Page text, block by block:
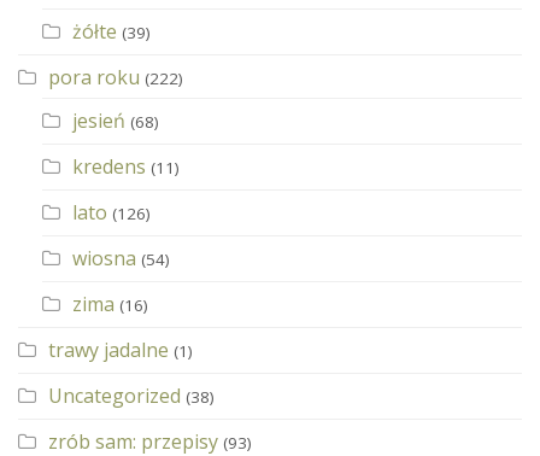
żółte (39)
pora roku (222)
jesień (68)
kredens (11)
lato (126)
wiosna (54)
zima (16)
trawy jadalne (1)
Uncategorized (38)
zrób sam: przepisy (93)